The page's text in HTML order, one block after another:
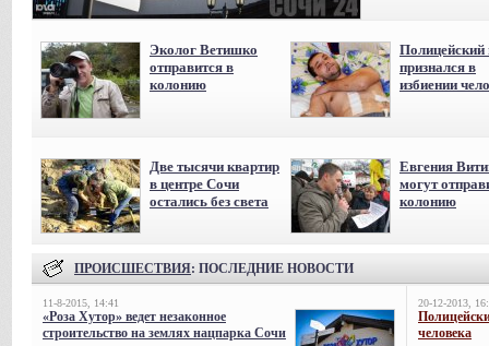
Эколог Ветишко
отправится в
колонию
Полицейский
признался в
избиении
Две тысячи квартир
в центре Сочи
остались без света
Евгения
могут
колонию
ПРОИСШЕСТВИЯ: ПОСЛЕДНИЕ НОВОСТИ
11-8-2015, 14:41
«Роза Хутор» ведет незаконное
строительство на землях нацпарка Сочи
20-12-2013,
человека